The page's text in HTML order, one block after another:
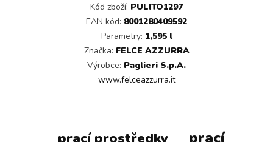
Kód zboží: PULITO1297
EAN kód: 8001280409592
Parametry: 1,595 l
Značka: FELCE AZZURRA
Výrobce: Paglieri S.p.A.
www.felceazzurra.it
prací